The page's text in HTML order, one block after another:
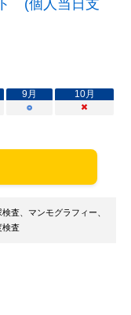
(個人当日支
9月 10月
○ ×
査、マンモグラフィー、
検査